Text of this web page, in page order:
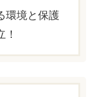
環境と保護